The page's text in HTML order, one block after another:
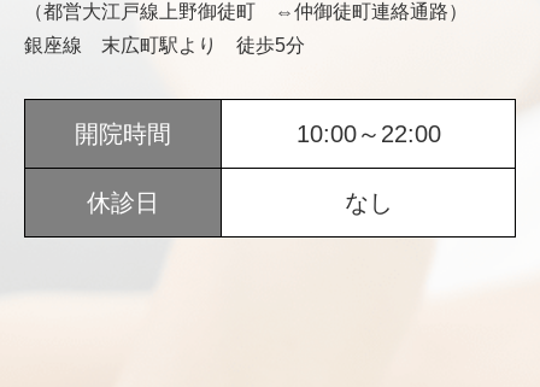
（都営大江戸線上野御徒町 ⇔仲御徒町連絡通路）
銀座線 末広町駅より 徒歩5分
開院時間 10:00～22:00
休診日 なし